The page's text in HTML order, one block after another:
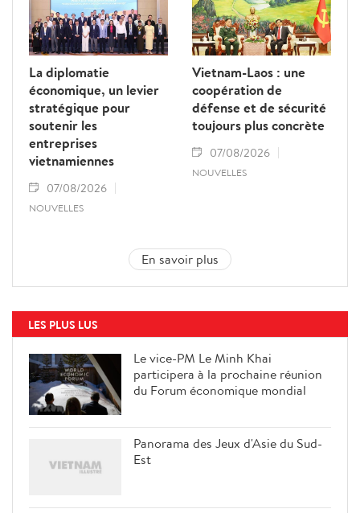
La diplomatie
économique, un levier
stratégique pour
soutenir les
entreprises
vietnamiennes
07/08/2026
NOUVELLES
Vietnam-Laos : une
coopération de
défense et de sécurité
toujours plus concrète
07/08/2026
NOUVELLES
En savoir plus
LES PLUS LUS
Le vice-PM Le Minh Khai
participera à la prochaine réunion
du Forum économique mondial
Panorama des Jeux d'Asie du Sud-
Est